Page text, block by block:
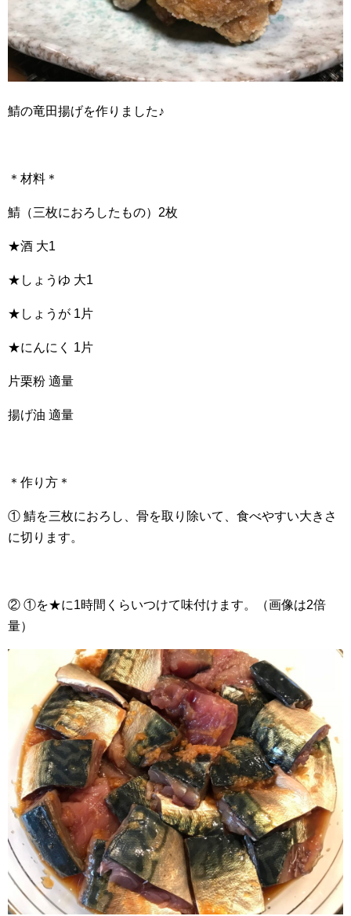
鯖の竜田揚げを作りました♪
＊材料＊
鯖（三枚におろしたもの）2枚
★酒 大1
★しょうゆ 大1
★しょうが 1片
★にんにく 1片
片栗粉 適量
揚げ油 適量
＊作り方＊
① 鯖を三枚におろし、骨を取り除いて、食べやすい大きさ
に切ります。
② ①を★に1時間くらいつけて味付けます。（画像は2倍
量）